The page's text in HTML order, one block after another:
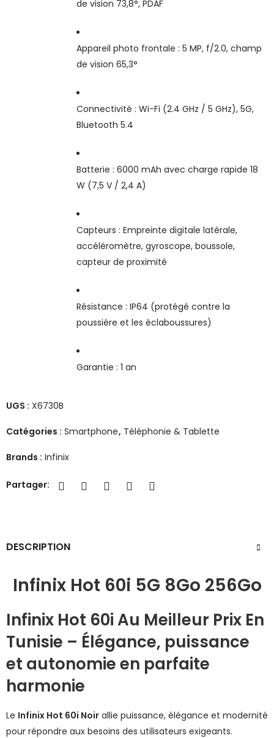
de vision 73,8°, PDAF
Appareil photo frontale : 5 MP, f/2.0, champ
de vision 65,3°
Connectivité : Wi-Fi (2.4 GHz / 5 GHz), 5G,
Bluetooth 5.4
Batterie : 6000 mAh avec charge rapide 18
W (7,5 V / 2,4 A)
Capteurs : Empreinte digitale latérale,
accéléromètre, gyroscope, boussole,
capteur de proximité
Résistance : IP64 (protégé contre la
poussière et les éclaboussures)
Garantie : 1 an
UGS : X6730B
Catégories : Smartphone, Téléphonie & Tablette
Brands : Infinix
Partager:
DESCRIPTION
Infinix Hot 60i 5G 8Go 256Go
Infinix Hot 60i Au Meilleur Prix En
Tunisie – Élégance, puissance
et autonomie en parfaite
harmonie
Le Infinix Hot 60i Noir allie puissance, élégance et modernité
pour répondre aux besoins des utilisateurs exigeants.